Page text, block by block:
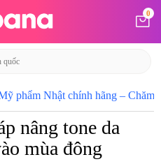
0
phẩm Nhật chính hãng – Chăm
nâng tone da
mùa đông